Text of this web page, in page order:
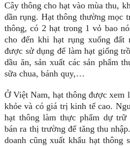
Cây thông cho hạt vào mùa thu,
dần rụng. Hạt thông thường mọc
thông, có 2 hạt trong 1 vỏ bao
cho đến khi hạt rụng xuống
được sử dụng để làm hạt giống
dầu ăn, sản xuất các sản phẩm
sữa chua, bánh quy,…
Ở Việt Nam, hạt thông được xem
khỏe và có giá trị kinh tế cao.
hạt thông làm thực phẩm dự
bán ra thị trường để tăng thu
doanh cũng xuất khẩu hạt thông